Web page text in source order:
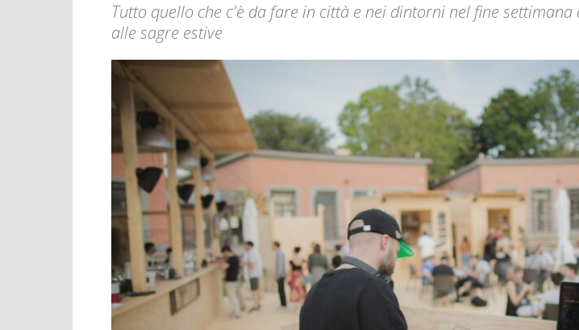
Tutto quello che c'è da fare in città e nei dintorni nel fine
alle sagre estive